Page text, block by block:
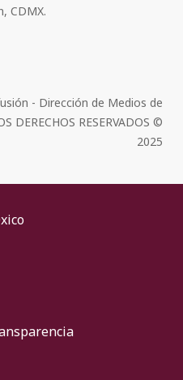
CDMX.
- Dirección de Medios de
DERECHOS RESERVADOS ©
2025